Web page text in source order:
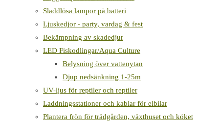
Sladdlösa lampor på batteri
Ljuskedjor - party, vardag & fest
Bekämpning av skadedjur
LED Fiskodlingar/Aqua Culture
Belysning över vattenytan
Djup nedsänkning 1-25m
UV-ljus för reptiler och reptiler
Laddningsstationer och kablar för elbilar
Plantera frön för trädgården, växthuset och köket